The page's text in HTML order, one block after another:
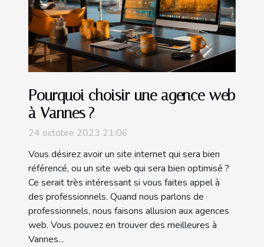
Pourquoi choisir une agence web
à Vannes ?
24 octobre 2023 21:06
Vous désirez avoir un site internet qui sera bien
référencé, ou un site web qui sera bien optimisé ?
Ce serait très intéressant si vous faites appel à
des professionnels. Quand nous parlons de
professionnels, nous faisons allusion aux agences
web. Vous pouvez en trouver des meilleures à
Vannes...